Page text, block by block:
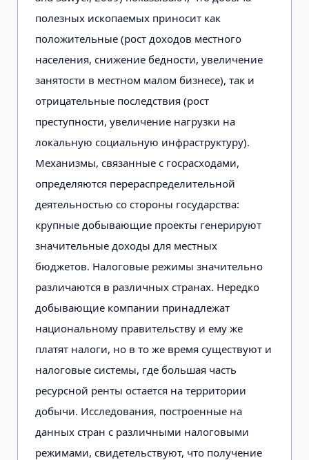
полезных ископаемых приносит как
положительные (рост доходов местного
населения, снижение бедности, увеличение
занятости в местном малом бизнесе), так и
отрицательные последствия (рост
преступности, увеличение нагрузки на
локальную социальную инфраструктуру).
Механизмы, связанные с госрасходами,
определяются перераспределительной
деятельностью со стороны государства:
крупные добывающие проекты генерируют
значительные доходы для местных
бюджетов. Налоговые режимы значительно
различаются в различных странах. Нередко
добывающие компании принадлежат
национальному правительству и ему же
платят налоги, но в то же время существуют и
налоговые системы, где большая часть
ресурсной ренты остается на территории
добычи. Исследования, построенные на
данных стран с различными налоговыми
режимами, свидетельствуют, что получение